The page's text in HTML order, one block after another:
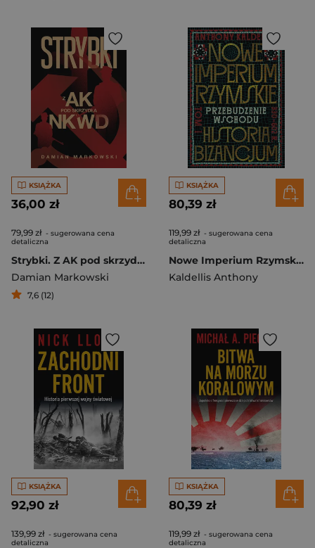
KSIĄŻKA
36,00 zł
79,99 zł - sugerowana cena
detaliczna
Strybki. Z AK pod skrzydła NKWD
Damian Markowski
7,6 (12)
KSIĄŻKA
80,39 zł
119,99 zł - sugerowana cena
detaliczna
Nowe Imperium Rzymskie. Przebudzenie Wschodu. Historia Bizancjum. Tom I
Kaldellis Anthony
KSIĄŻKA
92,90 zł
139,99 zł - sugerowana cena
detaliczna
KSIĄŻKA
80,39 zł
119,99 zł - sugerowana cena
detaliczna